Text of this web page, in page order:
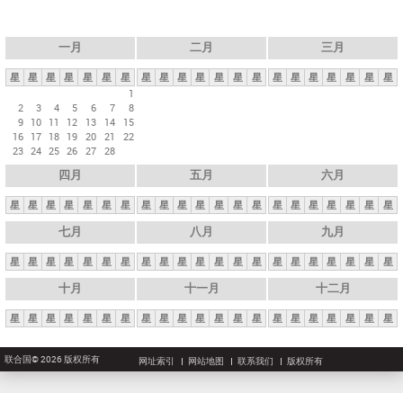
一月
星 星 星 星 星 星
星
1
2
3 4 5 6 7
8
9 10 11 12 13 14
15
16 17 18 19 20 21
22
23 24 25 26 27 28
二月
星 星 星 星 星 星 星
三月
星 星 星 星 星 星 星
四月
星 星 星 星 星 星 星
五月
星 星 星 星 星 星 星
六月
星 星 星 星 星 星 星
七月
星 星 星 星 星 星 星
八月
星 星 星 星 星 星 星
九月
星 星 星 星 星 星 星
十月
星 星 星 星 星 星 星
十一月
星 星 星 星 星 星 星
十二月
星 星 星 星 星 星 星
联合国© 2026 版权所有 网址索引 网站地图 联系我们 版权所有